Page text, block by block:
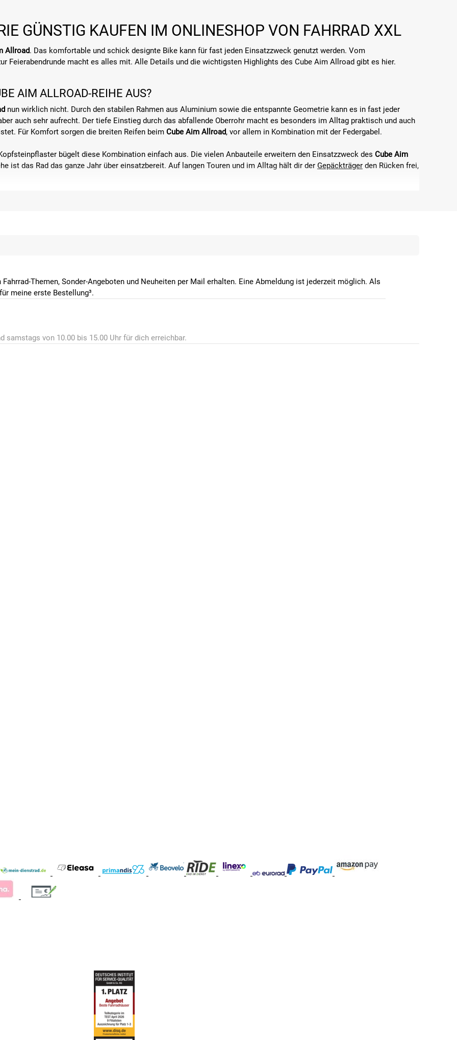
GÜNSTIG KAUFEN IM ONLINESHOP VON FAHRRAD XXL
Allroad. Das komfortable und schick designte Bike kann für fast jeden Einsatzzweck genutzt werden. Vom
Feierabendrunde macht es alles mit. Alle Details und die wichtigsten Highlights des Cube Aim Allroad gibt es hier.
AIM ALLROAD-REIHE AUS?
nun wirklich nicht. Durch den stabilen Rahmen aus Aluminium sowie die entspannte Geometrie kann es in fast jeder
auch sehr aufrecht. Der tiefe Einstieg durch das abfallende Oberrohr macht es besonders im Alltag praktisch und auch
Für Komfort sorgen die breiten Reifen beim Cube Aim Allroad, vor allem in Kombination mit der Federgabel.
bügelt diese Kombination einfach aus. Die vielen Anbauteile erweitern den Einsatzzweck des Cube Aim
ist das Rad das ganze Jahr über einsatzbereit. Auf langen Touren und im Alltag hält dir der Gepäckträgerden Rücken frei,
SIND DIE CUBE AIM ALLROAD-BIKES GEEIGNET?
Anbauteile wie Lichtanlage und Gepäckträger eignet es sich für den ganzjährigen Einsatz. Du kannst das
über Asphalt bis hin zu Schotterpisten. So bleibst du mit diesem Fahrrad flexibel in der Weggestaltung. Tägliches
wie lange Radtouren an den Wochenenden. Sogar Radreisen sind mit ihm machbar.
AUSSTATTUNGSMERKMALE?
Mit den 29 Zoll großen Laufrädern läuft das Cube Aim Allroad Bikes stabiler und sicherer geradeaus. Du kannst
Der Hersteller der Schaltung ist hingegen bei allen Rädern gleich, nämlich
oder hydraulisch mit Shimano.
GIBT ES?
Themen, Sonder-Angeboten und Neuheiten per Mail erhalten. Eine Abmeldung ist jederzeit möglich. Als
meine erste Bestellung³.
samstags von 10.00 bis 15.00 Uhr für dich erreichbar.